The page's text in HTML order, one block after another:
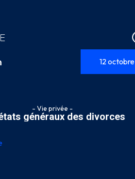
12 octobre
- Vie privée -
généraux des divorces